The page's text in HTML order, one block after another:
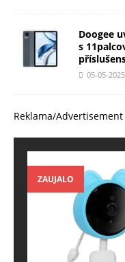
Doogee
s
05-05-2025
Reklama/Advertisement
ZAUJALO